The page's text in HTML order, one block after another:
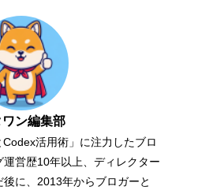
ン編集部
Codex活用術」に注力したブロ
営歴10年以上、ディレクター
に、2013年からブロガーと